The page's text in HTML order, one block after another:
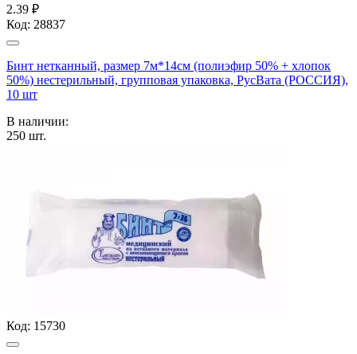
2.39 ₽
Код: 28837
Бинт нетканный, размер 7м*14см (полиэфир 50% + хлопок
50%) нестерильный, групповая упаковка, РусВата (РОССИЯ),
10 шт
В наличии:
250 шт.
Код: 15730